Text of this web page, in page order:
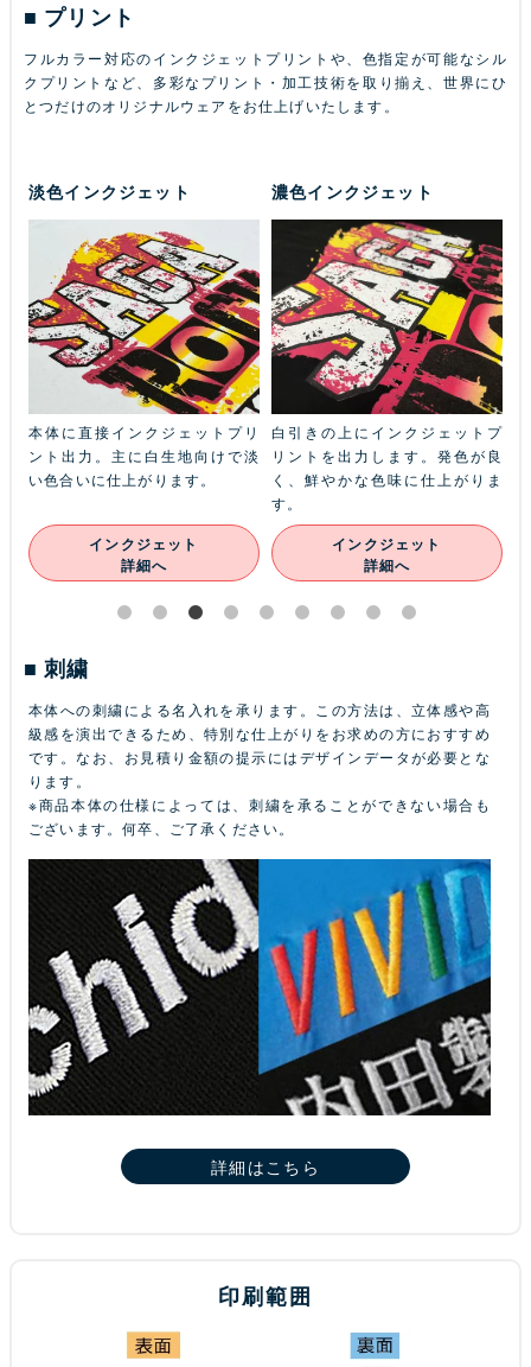
プリント
フルカラー対応のインクジェットプリントや、色指定が可能なシル
クプリントなど、多彩なプリント・加工技術を取り揃え、世界にひ
とつだけのオリジナルウェアをお仕上げいたします。
淡色インクジェット
本体に直接インクジェットプリ
ント出力。主に白生地向けで淡
い色合いに仕上がります。
インクジェット
詳細へ
濃色インクジェット
白引きの上にインクジェットプ
リントを出力します。発色が良
く、鮮やかな色味に仕上がりま
す。
インクジェット
詳細へ
刺繍
本体への刺繍による名入れを承ります。この方法は、立体感や高
級感を演出できるため、特別な仕上がりをお求めの方におすすめ
です。なお、お見積り金額の提示にはデザインデータが必要とな
ります。
※商品本体の仕様によっては、刺繍を承ることができない場合も
ございます。何卒、ご了承ください。
詳細はこちら
印刷範囲